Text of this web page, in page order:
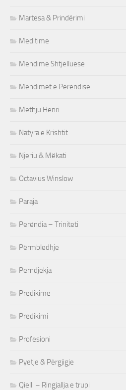
Martesa & Prindërimi
Meditime
Mendime Shtjelluese
Mendimet e Perendise
Methju Henri
Natyra e Krishtit
Njeriu & Mëkati
Octavius Winslow
Paraja
Perëndia – Triniteti
Përmbledhje
Perndjekja
Predikime
Predikimi
Profesioni
Pyetje & Përgjigje
Qielli – Ringjallja e trupi